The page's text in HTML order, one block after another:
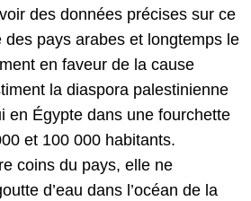
des données précises sur ce
des pays arabes et longtemps le
en faveur de la cause
la diaspora palestinienne
en Égypte dans une fourchette
et 100 000 habitants.
coins du pays, elle ne
d’eau dans l’océan de la